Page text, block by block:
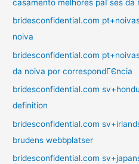
casamento melhores paГ­ses
bridesconfidential.com
noiva
bridesconfidential.com
da noiva por correspondГЄncia
bridesconfidential.com
definition
bridesconfidential.com
brudens webbplatser
bridesconfidential.com